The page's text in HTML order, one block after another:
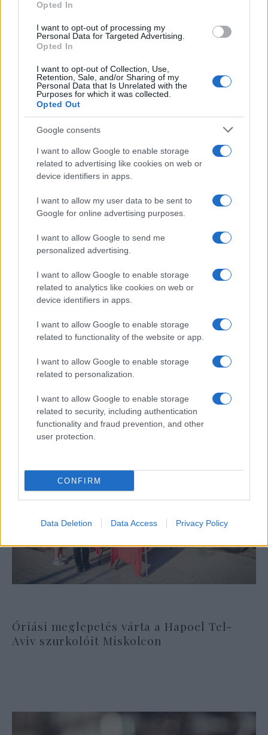
Opted In
I want to opt-out of processing my
Personal Data for Targeted Advertising.
Opted In
I want to opt-out of Collection, Use,
Retention, Sale, and/or Sharing of my
Personal Data that Is Unrelated with the
Purposes for which it was collected.
Opted Out
Google consents
I want to allow Google to enable storage
related to advertising like cookies on web or
device identifiers in apps.
I want to allow my user data to be sent to
Google for online advertising purposes.
I want to allow Google to send me
personalized advertising.
I want to allow Google to enable storage
related to analytics like cookies on web or
device identifiers in apps.
I want to allow Google to enable storage
related to functionality of the website or app.
I want to allow Google to enable storage
related to personalization.
I want to allow Google to enable storage
related to security, including authentication
functionality and fraud prevention, and other
user protection.
CONFIRM
Data Deletion Data Access Privacy Policy
Mint a Breitbart hozzáteszi, Duke rasszista
és antiszemita nézeteiről ismert. Mind a két
nagy amerikai párt környékén mozgolódott
már, ám végül teljesen marginalizálódott.
Egy különleges családi járattal 140 új
alijázó érkezett Izraelbe
Óriási meglepetés várta a Hapoel Tel-
Aviv szurkolóit Miskolcon